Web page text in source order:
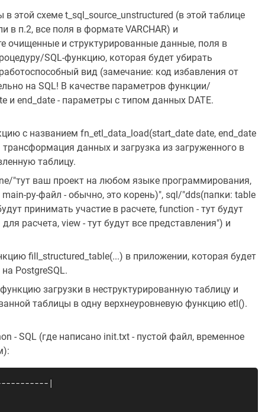
этой схеме t_sql_source_unstructured (в этой таблице
п.2, все поля в формате VARCHAR) и
очищенные и структурированные данные, поля в
SQL-функцию, которая будет убирать
вид (замечание: код избавления от
на SQL! В качестве параметров функции/
end_date - параметры с типом данных DATE.
с названием fn_etl_data_load(start_date date, end_date
данных и загрузка из загруженного в
таблицу.
"тут ваш проект на любом языке программирования,
py-файл - обычно, это корень)", sql/"dds(папки: table
принимать участие в расчете, function - тут будут
расчета, view - тут будут все представления") и
fill_structured_table(...) в приложении, которая будет
PostgreSQL.
загрузки в неструктурированную таблицу и
таблицы в одну верхнеуровневую функцию etl().
- SQL (где написано init.txt - пустой файл, временное
|